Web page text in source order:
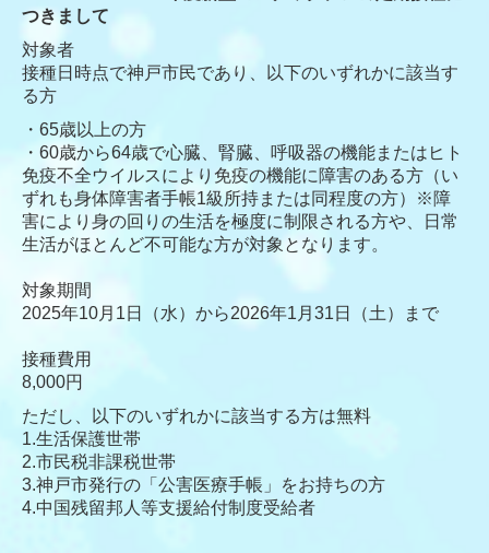
つきまして
対象者
接種日時点で神戸市民であり、以下のいずれかに該当す
る方
・65歳以上の方
・60歳から64歳で心臓、腎臓、呼吸器の機能またはヒト
免疫不全ウイルスにより免疫の機能に障害のある方（い
ずれも身体障害者手帳1級所持または同程度の方）※障
害により身の回りの生活を極度に制限される方や、日常
生活がほとんど不可能な方が対象となります。
対象期間
2025年10月1日（水）から2026年1月31日（土）まで
接種費用
8,000円
ただし、以下のいずれかに該当する方は無料
1.生活保護世帯
2.市民税非課税世帯
3.神戸市発行の「公害医療手帳」をお持ちの方
4.中国残留邦人等支援給付制度受給者